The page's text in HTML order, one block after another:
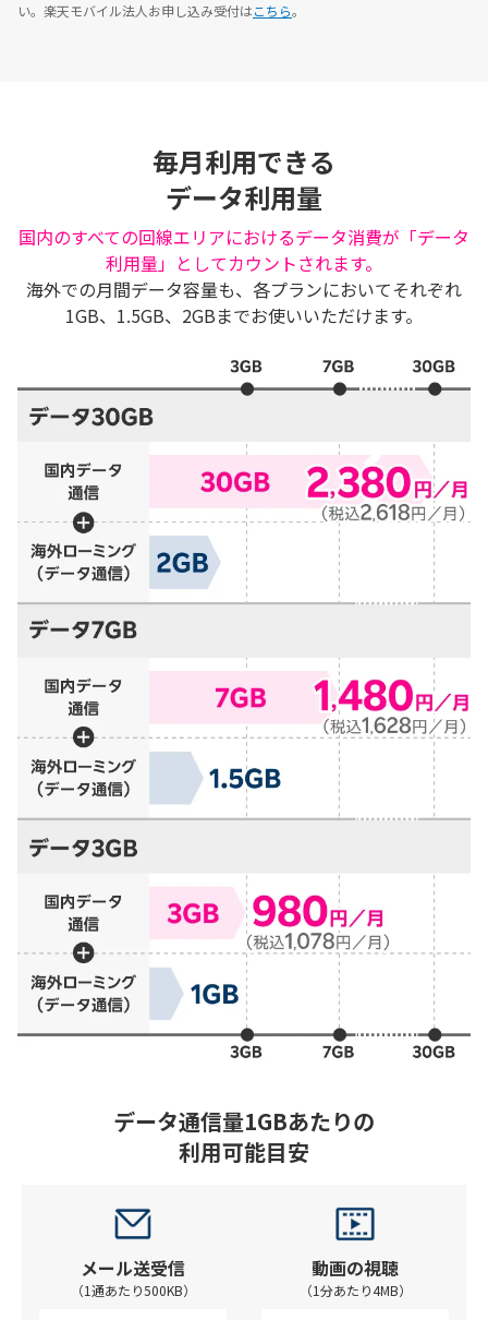
い。楽天モバイル法人お申し込み受付はこちら。
毎月利用できる
データ利用量
国内のすべての回線エリアにおけるデータ消費が「データ
利用量」としてカウントされます。
海外での月間データ容量も、各プランにおいてそれぞれ
1GB、1.5GB、2GBまでお使いいただけます。
データ通信量1GBあたりの
利用可能目安
メール送受信
（1通あたり500KB）
動画の視聴
（1分あたり4MB）